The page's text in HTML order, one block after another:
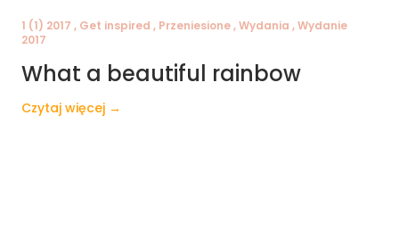
1 (1) 2017 , Get inspired , Przeniesione , Wydania , Wydanie
2017
What a beautiful rainbow
Czytaj więcej →